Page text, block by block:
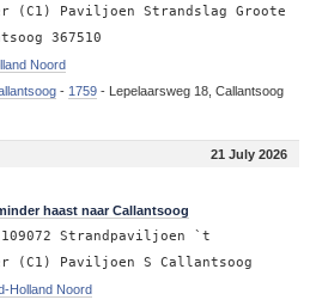
(C1) Paviljoen Strandslag Groote
367510
Noord
- 1759- Lepelaarsweg 18, Callantsoog
21 July 2026
haast naar Callantsoog
Strandpaviljoen `t
(C1) Paviljoen S Callantsoog
Holland Noord